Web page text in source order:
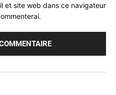
et site web dans ce navigateur